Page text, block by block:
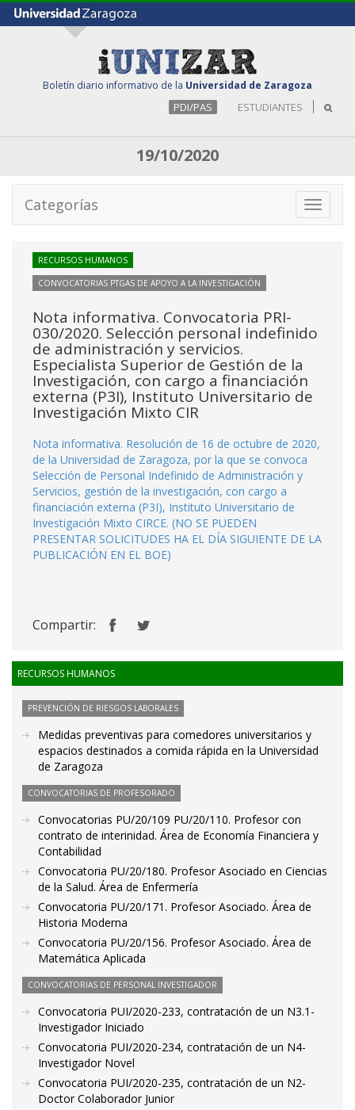
Boletín diario informativo de la Universidad de Zaragoza
PDI/PAS ESTUDIANTES
19/10/2020
Toggle
Categorías
RECURSOS HUMANOS
CONVOCATORIAS PTGAS DE APOYO A LA INVESTIGACIÓN
Nota informativa. Convocatoria PRI-
030/2020. Selección personal indefinido
de administración y servicios.
Especialista Superior de Gestión de la
Investigación, con cargo a financiación
externa (P3I), Instituto Universitario de
Investigación Mixto CIR
Nota informativa. Resolución de 16 de octubre de 2020,
de la Universidad de Zaragoza, por la que se convoca
Selección de Personal Indefinido de Administración y
Servicios, gestión de la investigación, con cargo a
financiación externa (P3I), Instituto Universitario de
Investigación Mixto CIRCE. (NO SE PUEDEN
PRESENTAR SOLICITUDES HA EL DÍA SIGUIENTE DE LA
PUBLICACIÓN EN EL BOE)
Compartir:
RECURSOS HUMANOS
PREVENCIÓN DE RIESGOS LABORALES
Medidas preventivas para comedores universitarios y
espacios destinados a comida rápida en la Universidad
de Zaragoza
CONVOCATORIAS DE PROFESORADO
Convocatorias PU/20/109 PU/20/110. Profesor con
contrato de interinidad. Área de Economía Financiera y
Contabilidad
Convocatoria PU/20/180. Profesor Asociado en Ciencias
de la Salud. Área de Enfermería
Convocatoria PU/20/171. Profesor Asociado. Área de
Historia Moderna
Convocatoria PU/20/156. Profesor Asociado. Área de
Matemática Aplicada
CONVOCATORIAS DE PERSONAL INVESTIGADOR
Convocatoria PUI/2020-233, contratación de un N3.1-
Investigador Iniciado
Convocatoria PUI/2020-234, contratación de un N4-
Investigador Novel
Convocatoria PUI/2020-235, contratación de un N2-
Doctor Colaborador Junior